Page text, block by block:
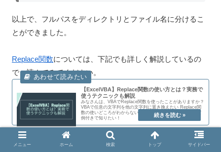
以上で、フルパスをディレクトリとファイル名に分けるこ
とができました。
Replace関数については、下記でも詳しく解説しているの
で、読んでみてください。
【ExcelVBA】Replace関数の使い方とは？実務で
使うテクニックも解説
みなさんは、VBAでReplace関数を使ったことがありますか？
VBAで任意の文字列を他の文字列に置き換えたい Replace関
数の使いどころがわからない Replace関数の利用の仕方を実
例付きで知りたい！
メニュー ホーム 検索 トップ サイドバー